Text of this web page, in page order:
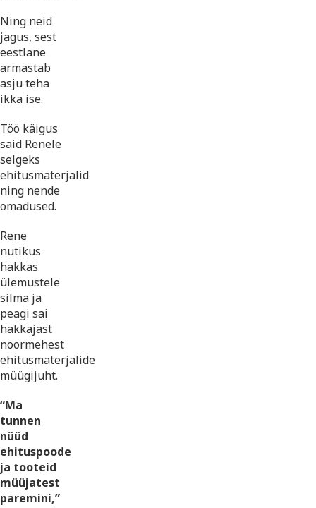
Ning neid
jagus, sest
eestlane
armastab
asju teha
ikka ise.
Töö käigus
said Renele
selgeks
ehitusmaterjalid
ning nende
omadused.
Rene
nutikus
hakkas
ülemustele
silma ja
peagi sai
hakkajast
noormehest
ehitusmaterjalide
müügijuht.
“Ma
tunnen
nüüd
ehituspoode
ja tooteid
müüjatest
paremini,”